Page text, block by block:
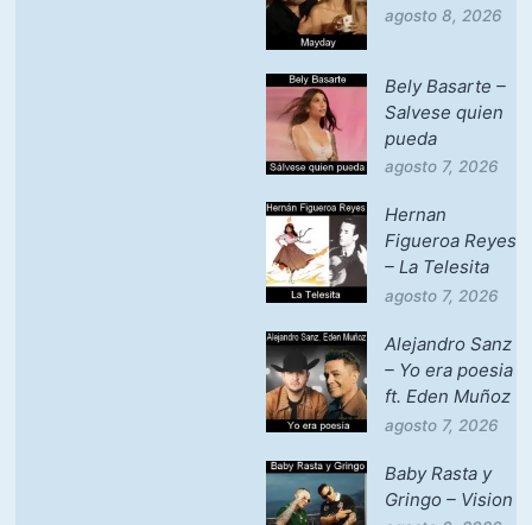
agosto 8, 2026
Bely Basarte –
Salvese quien
pueda
agosto 7, 2026
Hernan
Figueroa Reyes
– La Telesita
agosto 7, 2026
Alejandro Sanz
– Yo era poesia
ft. Eden Muñoz
agosto 7, 2026
Baby Rasta y
Gringo – Vision